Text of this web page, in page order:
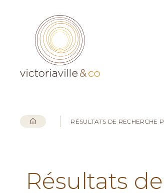
RÉSULTATS DE RECHERCHE
Résultats